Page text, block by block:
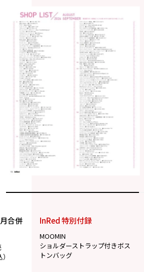
合併
InRed 特別付録
MOOMIN
ショルダーストラップ付きボス
トンバッグ